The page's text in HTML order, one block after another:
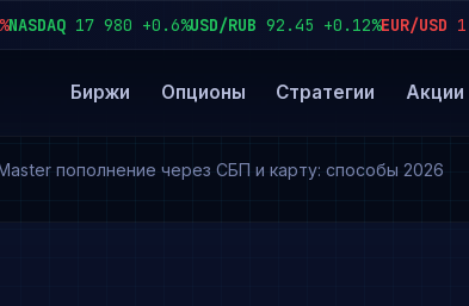
17 980 +0.6%USD/RUB 92.45 +0.12% EUR/USD
Биржи Опционы Стратегии Акции
пополнение через СБП и карту: способы 2026